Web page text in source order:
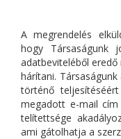
A megrendelés
hogy Társaságunk
adatbeviteléből
hárítani.
történő
megadott e-mail
telítettsége
ami gátolhatja a